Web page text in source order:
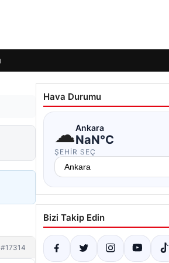
#17314
Hava Durumu
☁Ankara
NaN°C
ŞEHIR SEÇ
Bizi Takip Edin